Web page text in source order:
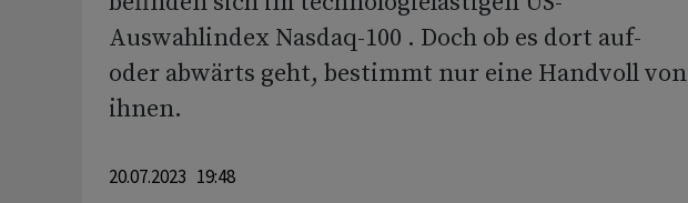
Auswahlindex Nasdaq-100 . Doch ob es dort auf-
oder abwärts geht, bestimmt nur eine Handvoll von
ihnen.
20.07.2023 19:48